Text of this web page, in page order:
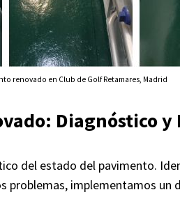
renovado en Club de Golf Retamares, Madrid
Diagnóstico y
del estado del pavimento.
implementamos un